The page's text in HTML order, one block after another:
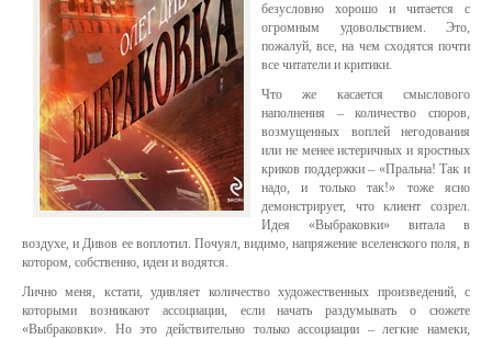
безусловно хорошо и читается с
огромным удовольствием. Это,
пожалуй, все, на чем сходятся почти
все читатели и критики.
Что же касается смыслового
наполнения – количество споров,
возмущенных воплей негодования
или не менее истеричных и яростных
криков поддержки – «Пральна! Так и
надо, и только так!» тоже ясно
демонстрирует, что клиент созрел.
Идея «Выбраковки» витала в
воздухе, и Дивов ее воплотил. Почуял, видимо, напряжение вселенского поля, в
котором, собственно, идеи и водятся.
Лично меня, кстати, удивляет количество художественных произведений, с
которыми возникают ассоциации, если начать раздумывать о сюжете
«Выбраковки». Но это действительно только ассоциации – легкие намеки,